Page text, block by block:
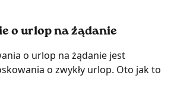
o urlop na żądanie
o urlop na żądanie jest
o zwykły urlop. Oto jak to